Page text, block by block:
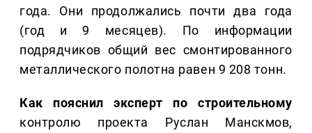
года. Они продолжались почти два года
(год и 9 месяцев). По информации
подрядчиков общий вес смонтированного
металлического полотна равен 9 208 тонн.
Как пояснил эксперт по строительному
контролю проекта Руслан Манскмов,